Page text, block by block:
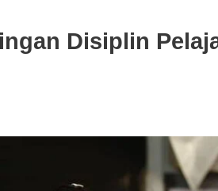
Disiplin